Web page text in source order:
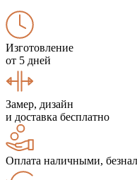
Изготовление
от 5 дней
Замер, дизайн
и доставка бесплатно
Оплата наличными,